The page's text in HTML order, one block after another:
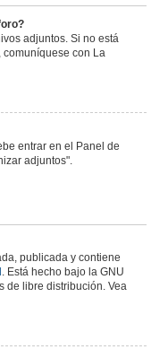
adjuntos. Si no está
comuníquese con La
entrar en el Panel de
adjuntos".
publicada y contiene
. Está hecho bajo la GNU
de libre distribución. Vea